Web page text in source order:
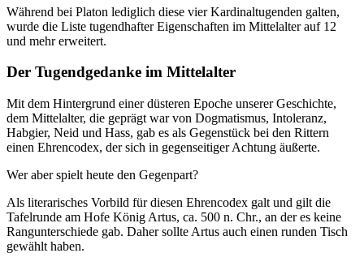
Während bei Platon lediglich diese vier Kardinaltugenden galten,
wurde die Liste tugendhafter Eigenschaften im Mittelalter auf 12
und mehr erweitert.
Der Tugendgedanke im Mittelalter
Mit dem Hintergrund einer düsteren Epoche unserer Geschichte,
dem Mittelalter, die geprägt war von Dogmatismus, Intoleranz,
Habgier, Neid und Hass, gab es als Gegenstück bei den Rittern
einen Ehrencodex, der sich in gegenseitiger Achtung äußerte.
Wer aber spielt heute den Gegenpart?
Als literarisches Vorbild für diesen Ehrencodex galt und gilt die
Tafelrunde am Hofe König Artus, ca. 500 n. Chr., an der es keine
Rangunterschiede gab. Daher sollte Artus auch einen runden Tisch
gewählt haben.